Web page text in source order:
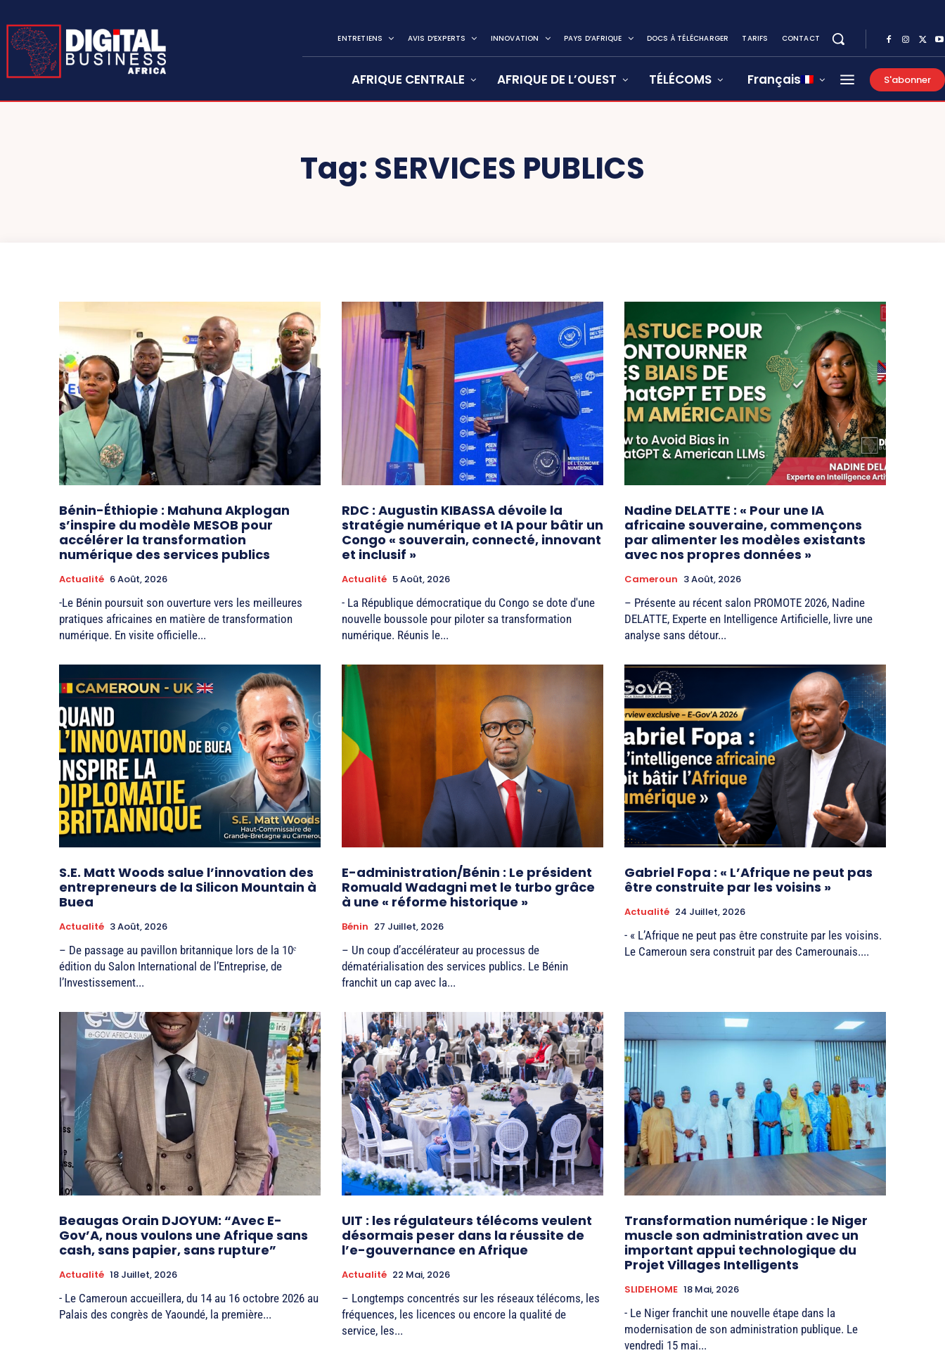
ENTRETIENS AVIS D’EXPERTS INNOVATION PAYS D’AFRIQUE DOCS À TÉLÉCHARGER TARIFS CONTACT
AFRIQUE CENTRALE AFRIQUE DE L’OUEST TÉLÉCOMS Français S'abonner
Tag: SERVICES PUBLICS
Bénin-Éthiopie : Mahuna Akplogan
s’inspire du modèle MESOB pour
accélérer la transformation
numérique des services publics
Actualité 6 Août, 2026
-Le Bénin poursuit son ouverture vers les meilleures
pratiques africaines en matière de transformation
numérique. En visite officielle...
RDC : Augustin KIBASSA dévoile la
stratégie numérique et IA pour bâtir un
Congo « souverain, connecté, innovant
et inclusif »
Actualité 5 Août, 2026
- La République démocratique du Congo se dote d'une
nouvelle boussole pour piloter sa transformation
numérique. Réunis le...
Nadine DELATTE : « Pour une IA
africaine souveraine, commençons
par alimenter les modèles existants
avec nos propres données »
Cameroun 3 Août, 2026
– Présente au récent salon PROMOTE 2026, Nadine
DELATTE, Experte en Intelligence Artificielle, livre une
analyse sans détour...
S.E. Matt Woods salue l’innovation des
entrepreneurs de la Silicon Mountain à
Buea
Actualité 3 Août, 2026
– De passage au pavillon britannique lors de la 10ᵉ
édition du Salon International de l’Entreprise, de
l’Investissement...
E-administration/Bénin : Le président
Romuald Wadagni met le turbo grâce
à une « réforme historique »
Bénin 27 Juillet, 2026
– Un coup d’accélérateur au processus de
dématérialisation des services publics. Le Bénin
franchit un cap avec la...
Gabriel Fopa : « L’Afrique ne peut pas
être construite par les voisins »
Actualité 24 Juillet, 2026
- « L’Afrique ne peut pas être construite par les voisins.
Le Cameroun sera construit par des Camerounais....
Beaugas Orain DJOYUM: “Avec E-
Gov’A, nous voulons une Afrique sans
cash, sans papier, sans rupture”
Actualité 18 Juillet, 2026
- Le Cameroun accueillera, du 14 au 16 octobre 2026 au
Palais des congrès de Yaoundé, la première...
UIT : les régulateurs télécoms veulent
désormais peser dans la réussite de
l’e-gouvernance en Afrique
Actualité 22 Mai, 2026
– Longtemps concentrés sur les réseaux télécoms, les
fréquences, les licences ou encore la qualité de
service, les...
Transformation numérique : le Niger
muscle son administration avec un
important appui technologique du
Projet Villages Intelligents
SLIDEHOME 18 Mai, 2026
- Le Niger franchit une nouvelle étape dans la
modernisation de son administration publique. Le
vendredi 15 mai...